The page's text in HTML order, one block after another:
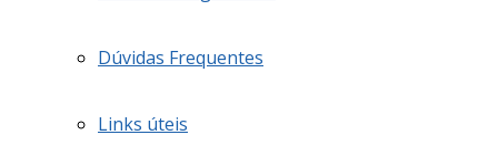
Dúvidas Frequentes
Links úteis